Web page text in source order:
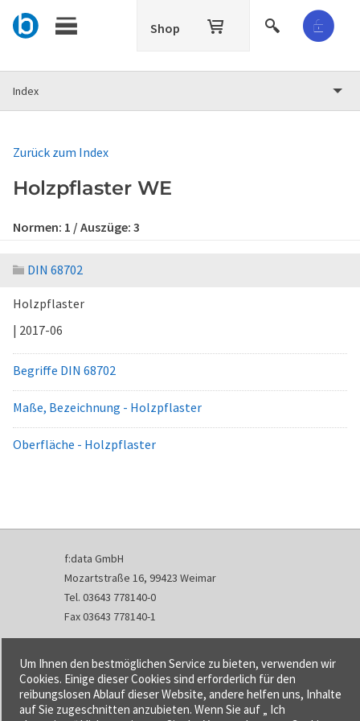
Shop
Index
Zurück zum Index
Holzpflaster WE
Normen: 1 / Auszüge: 3
DIN 68702
Holzpflaster
| 2017-06
Begriffe DIN 68702
Maße, Bezeichnung - Holzpflaster
Oberfläche - Holzpflaster
f:data GmbH
Mozartstraße 16, 99423 Weimar
Tel. 03643 778140-0
Fax 03643 778140-1
info@fdata.de
Kontakt
Impressum
Datenschutzerklärung
Um Ihnen den bestmöglichen Service zu bieten, verwenden wir
Cookies. Einige dieser Cookies sind erforderlich für den
reibungslosen Ablauf dieser Website, andere helfen uns, Inhalte
auf Sie zugeschnitten anzubieten. Wenn Sie auf „ Ich